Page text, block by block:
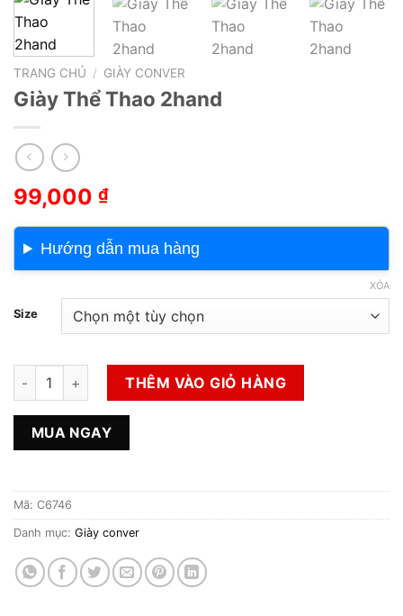
TRANG CHỦ / GIÀY CONVER
Giày Thể Thao 2hand
99,000 ₫
Hướng dẫn mua hàng
Size
XÓA
Giày Thể Thao 2hand số lượngTHÊM VÀO GIỎ HÀNG
MUA NGAY
Mã: C6746
Danh mục: Giày conver